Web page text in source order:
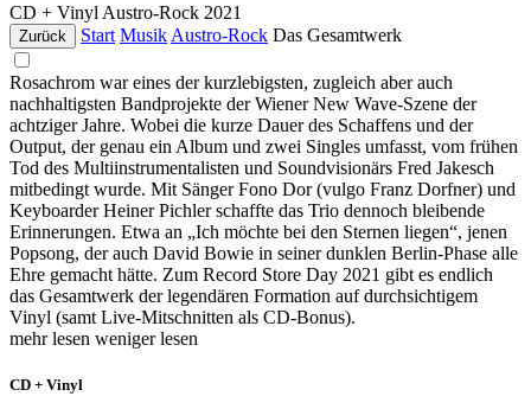
CD + Vinyl Austro-Rock 2021
Zurück Start Musik Austro-Rock Das Gesamtwerk
Rosachrom war eines der kurzlebigsten, zugleich aber auch
nachhaltigsten Bandprojekte der Wiener New Wave-Szene der
achtziger Jahre. Wobei die kurze Dauer des Schaffens und der
Output, der genau ein Album und zwei Singles umfasst, vom frühen
Tod des Multiinstrumentalisten und Soundvisionärs Fred Jakesch
mitbedingt wurde. Mit Sänger Fono Dor (vulgo Franz Dorfner) und
Keyboarder Heiner Pichler schaffte das Trio dennoch bleibende
Erinnerungen. Etwa an „Ich möchte bei den Sternen liegen“, jenen
Popsong, der auch David Bowie in seiner dunklen Berlin-Phase alle
Ehre gemacht hätte. Zum Record Store Day 2021 gibt es endlich
das Gesamtwerk der legendären Formation auf durchsichtigem
Vinyl (samt Live-Mitschnitten als CD-Bonus).
mehr lesen weniger lesen
CD + Vinyl